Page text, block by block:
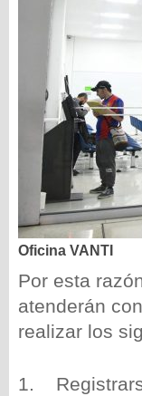
Oficina VANTI
Por esta
atenderán
realizar los
1.